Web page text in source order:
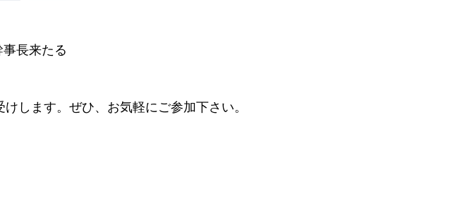
長来たる
します。ぜひ、お気軽にご参加下さい。